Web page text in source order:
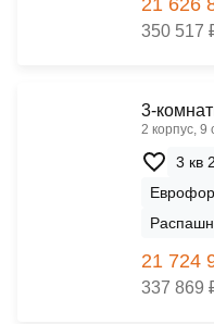
21 626
350 517
3-
2 корпус,
3 кв
21 724
337 869